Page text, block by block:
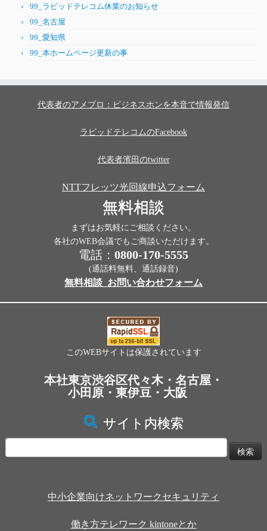
99_ラピッドテレコム休業のお知らせ
99_名古屋
99_愛知県
99_本ホームページ更新の事
代表者のアメブロ：ビジネスホンを本音で情報発信
ラピッドテレコムのFacebook
代表者濱田のtwitter
NTTフレッツ光回線申込フォーム
無料相談
まずはお気軽にご相談ください。
各社のWEB会議でもご商談いただけます。
電話： 0800-170-5555
(通話料無料、通話録音)
無料相談_お問い合わせフォーム
このWEBサイトは保護されています
本社東京渋谷区代々木・名古屋・
小田原・東伊豆・大阪
サイト内検索
索:
中小企業向けネットワークセキュリティ
働き方テレワーク kintoneとか